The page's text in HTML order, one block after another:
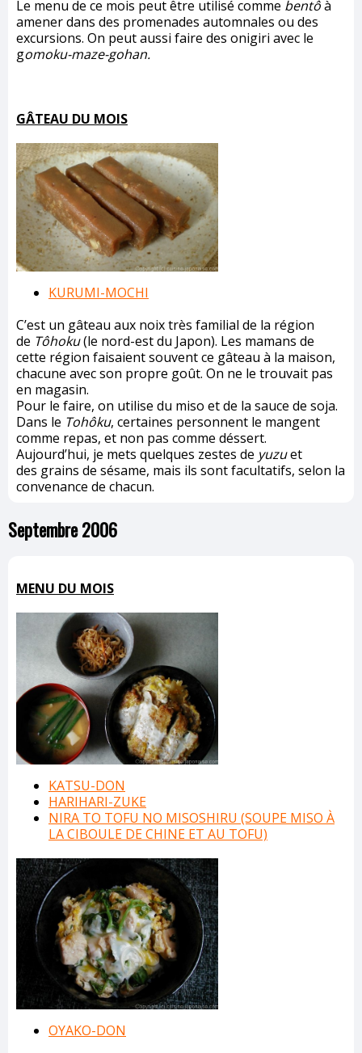
Le menu de ce mois peut être utilisé comme bentôà
amener dans des promenades automnales ou des
excursions. On peut aussi faire des onigiri avec le
gomoku-maze-gohan.
GÂTEAU DU MOIS
KURUMI-MOCHI
C’est un gâteau aux noix très familial de la région
de Tôhoku(le nord-est du Japon). Les mamans de
cette région faisaient souvent ce gâteau à la maison,
chacune avec son propre goût. On ne le trouvait pas
en magasin.
Pour le faire, on utilise du miso et de la sauce de soja.
Dans le Tohôku, certaines personnent le mangent
comme repas, et non pas comme déssert.
Aujourd’hui, je mets quelques zestes de yuzuet
des grains de sésame, mais ils sont facultatifs, selon la
convenance de chacun.
Septembre 2006
MENU DU MOIS
KATSU-DON
HARIHARI-ZUKE
NIRA TO TOFU NO MISOSHIRU (SOUPE MISO À
LA CIBOULE DE CHINE ET AU TOFU)
OYAKO-DON